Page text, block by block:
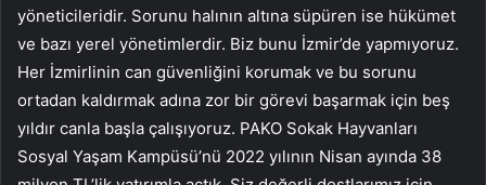
yöneticileridir. Sorunu halının altına süpüren ise hükümet
ve bazı yerel yönetimlerdir. Biz bunu İzmir’de yapmıyoruz.
Her İzmirlinin can güvenliğini korumak ve bu sorunu
ortadan kaldırmak adına zor bir görevi başarmak için beş
yıldır canla başla çalışıyoruz. PAKO Sokak Hayvanları
Sosyal Yaşam Kampüsü’nü 2022 yılının Nisan ayında 38